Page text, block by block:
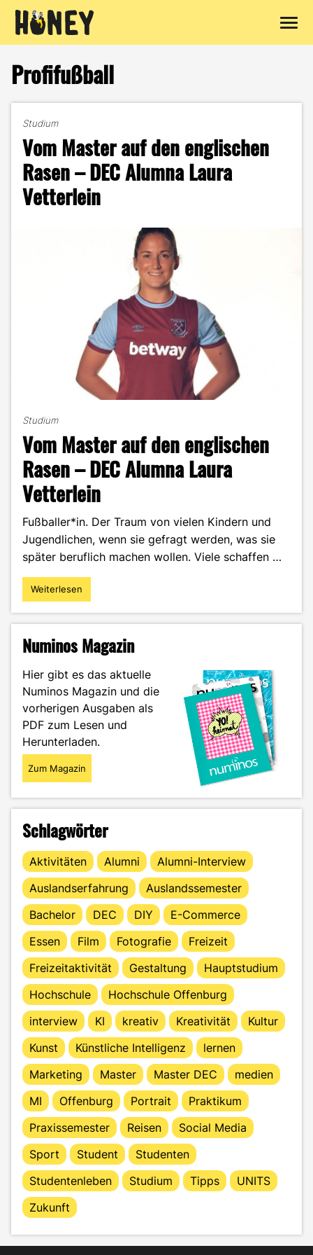
Inhalt
springen
Profifußball
Studium
Vom Master auf den englischen
Rasen – DEC Alumna Laura
Vetterlein
Studium
Vom Master auf den englischen
Rasen – DEC Alumna Laura
Vetterlein
Fußballer*in. Der Traum von vielen Kindern und
Jugendlichen, wenn sie gefragt werden, was sie
später beruflich machen wollen. Viele schaffen …
"Vom
Master
englischen
–
DEC
Alumna
Laura
Vetterlein"
Weiterlesen
Numinos Magazin
Hier gibt es das aktuelle
Numinos Magazin und die
vorherigen Ausgaben als
PDF zum Lesen und
Herunterladen.
Zum Magazin
Schlagwörter
Aktivitäten Alumni
Alumni-Interview
Auslandserfahrung
Auslandssemester
Bachelor
DEC DIY
E-Commerce
Essen
Film Fotografie
Freizeit
Freizeitaktivität
Gestaltung
Hauptstudium
Hochschule
Hochschule Offenburg
interview
KI kreativ Kreativität
Kultur
Kunst
Künstliche Intelligenz
lernen
Marketing
Master Master DEC
medien
MI
Offenburg Portrait
Praktikum
Praxissemester
Reisen
Social Media
Sport
Student
Studenten
Studentenleben
Studium Tipps
UNITS
Zukunft